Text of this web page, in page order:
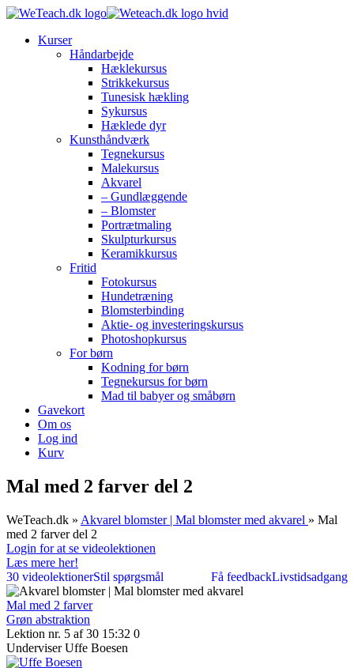
Kurser
Håndarbejde
Hæklekursus
Strikkekursus
Tunesisk hækling
Sykursus
Hæklede dyr
Kunsthåndværk
Tegnekursus
Malekursus
Akvarel
– Gundlæggende
– Blomster
Portrætmaling
Skulpturkursus
Keramikkursus
Fritid
Fotokursus
Hundetræning
Blomsterbinding
Aktie- og investeringskursus
Photoshopkursus
For børn
Kodning for børn
Tegnekursus for børn
Mad til babyer og småbørn
Gavekort
Om os
Log ind
Kurv
Mal med 2 farver del 2
WeTeach.dk » Akvarel blomster | Mal blomster med akvarel » Mal
med 2 farver del 2
Login for at se videolektionen
Læs mere her!
30 videolektioner
Livstidsadgang
Stil spørgsmål Få feedback
Mal med 2 farver
Grøn abstraktion
Lektion nr. 5 af 30 15:32 0
Underviser Uffe Boesen